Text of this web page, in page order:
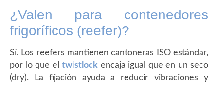
¿Valen para contenedores
frigoríficos (reefer)?
Sí. Los reefers mantienen cantoneras ISO estándar,
por lo que el twistlock encaja igual que en un seco
(dry). La fijación ayuda a reducir vibraciones y